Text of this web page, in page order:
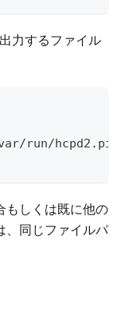
力するファイル
run/
もしくは既に他の
、同じファイルパ